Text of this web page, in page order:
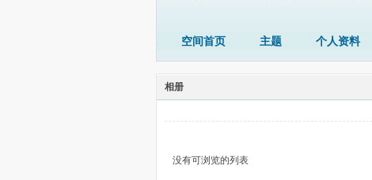
空间首页 主题 个人资料
相册
没有可浏览的列表